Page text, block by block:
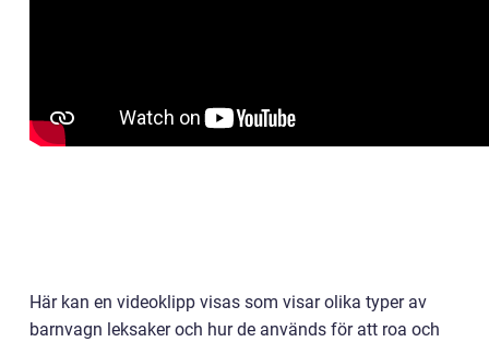
Här kan en videoklipp visas som visar olika typer av
barnvagn leksaker och hur de används för att roa och